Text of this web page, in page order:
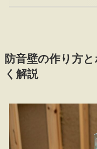
防音壁の作り方
く解説